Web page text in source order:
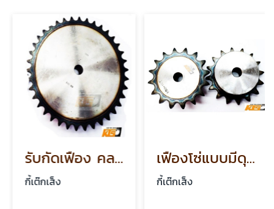
รับกัดเฟือง คลองถม
กี้เต๊กเส็ง
เฟืองโซ่แบบมีดุม
กี้เต๊กเส็ง